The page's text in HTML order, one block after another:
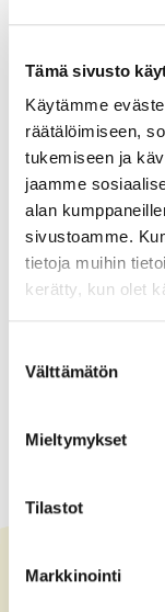
Tämä sivusto
Käytämme
räätälöimiseen,
tukemiseen ja
jaamme
alan
sivustoamme.
tietoja muihin
kerätty, kun olet
valinta
Välttämätön
Mieltymykset
Tilastot
Markkinointi
Merellinen
Uudistava